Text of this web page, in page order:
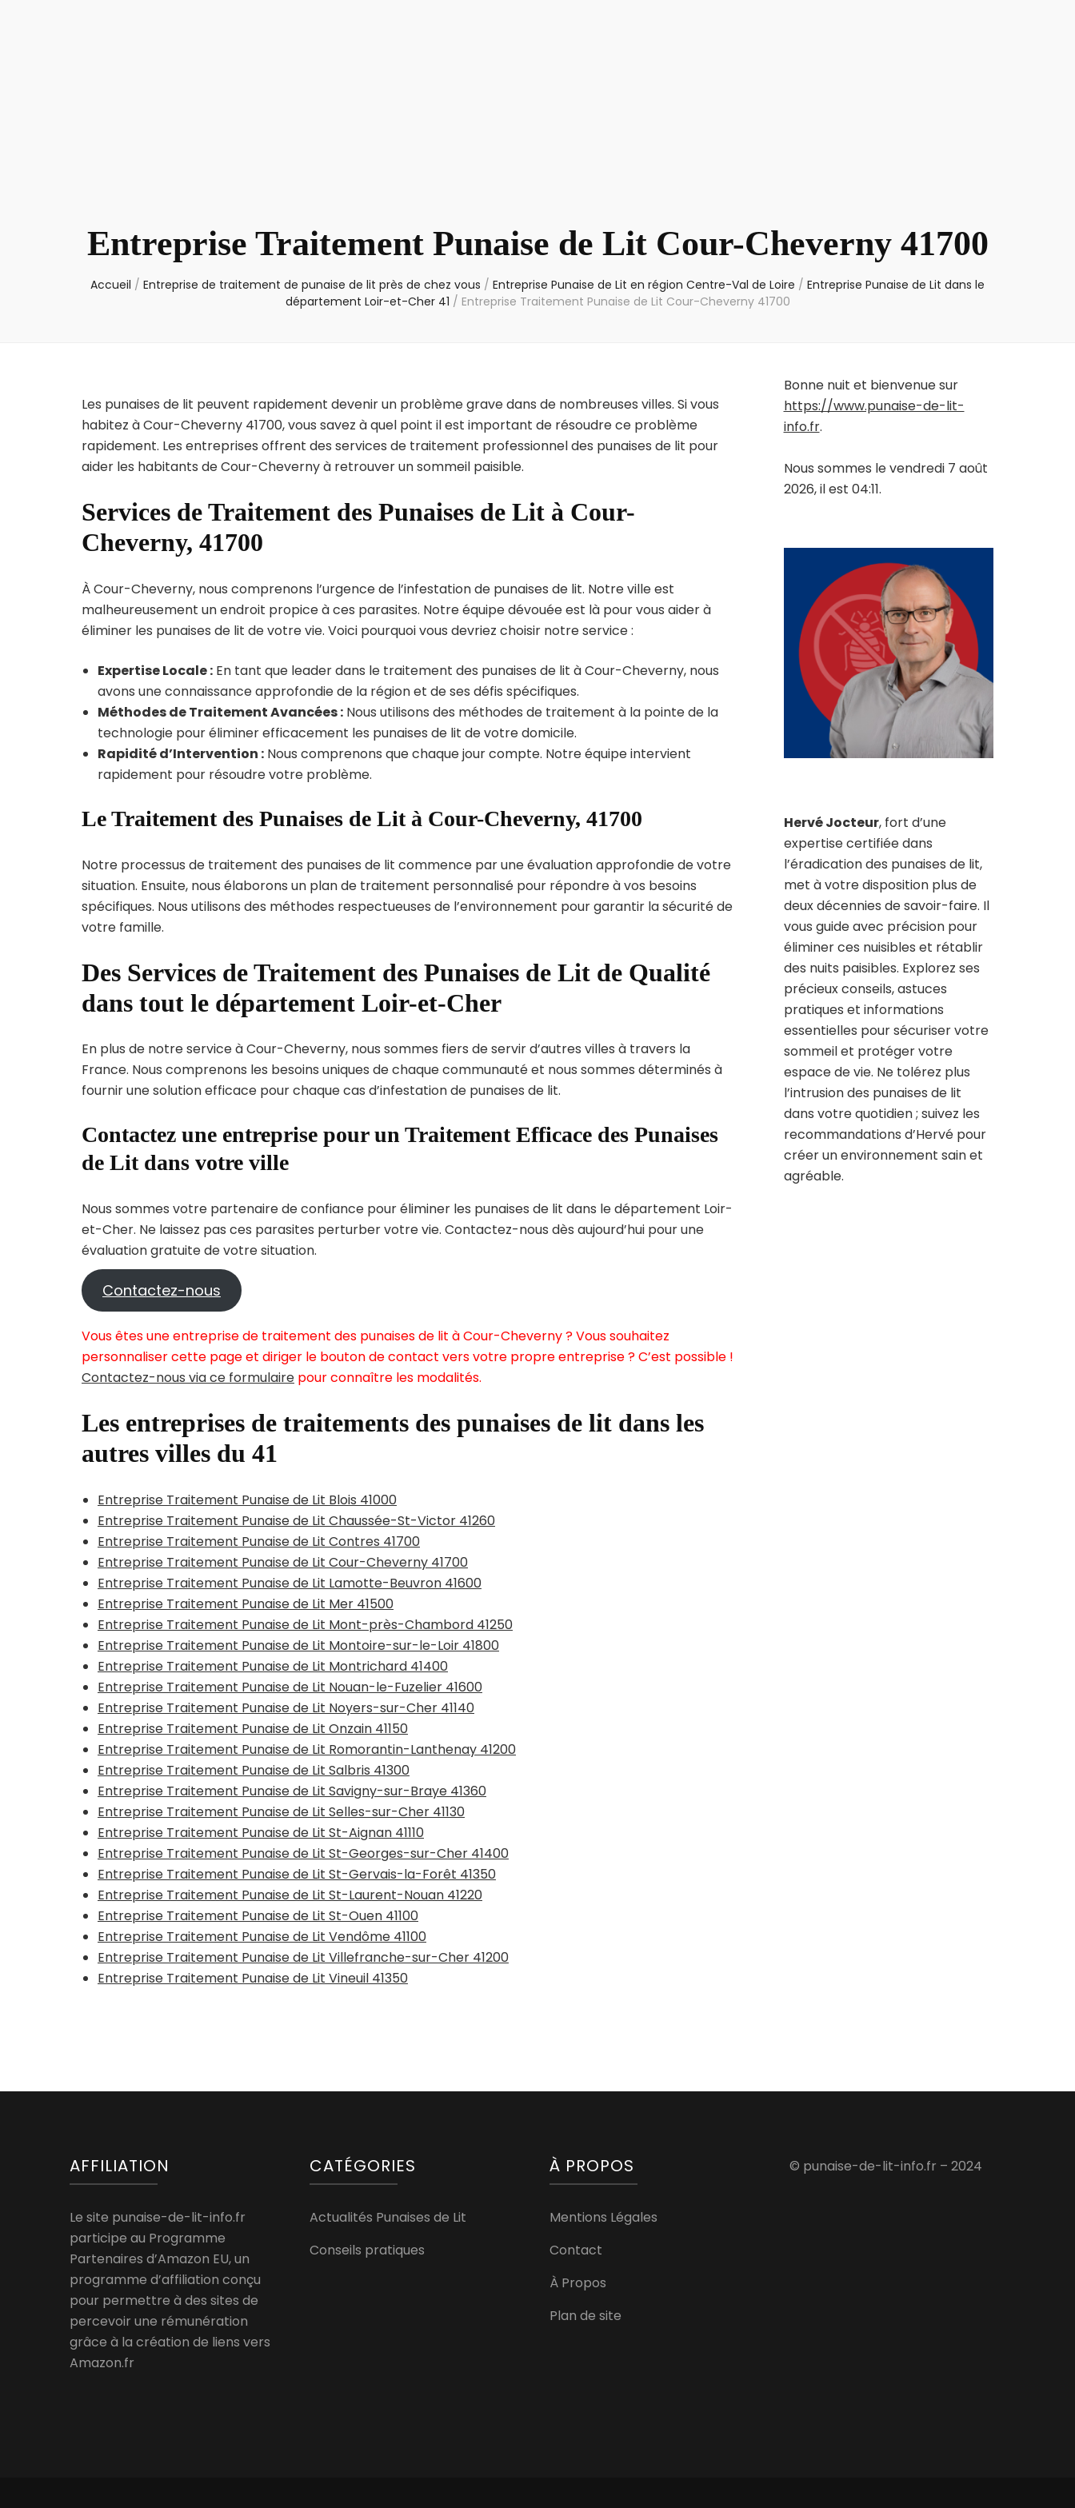
Entreprise Traitement Punaise de Lit Cour-Cheverny 41700
Accueil / Entreprise de traitement de punaise de lit près de chez vous / Entreprise Punaise de Lit en région Centre-Val de Loire / Entreprise Punaise de Lit dans le
département Loir-et-Cher 41 / Entreprise Traitement Punaise de Lit Cour-Cheverny 41700
Les punaises de lit peuvent rapidement devenir un problème grave dans de nombreuses villes. Si vous
habitez à Cour-Cheverny 41700, vous savez à quel point il est important de résoudre ce problème
rapidement. Les entreprises offrent des services de traitement professionnel des punaises de lit pour
aider les habitants de Cour-Cheverny à retrouver un sommeil paisible.
Services de Traitement des Punaises de Lit à Cour-
Cheverny, 41700
À Cour-Cheverny, nous comprenons l’urgence de l’infestation de punaises de lit. Notre ville est
malheureusement un endroit propice à ces parasites. Notre équipe dévouée est là pour vous aider à
éliminer les punaises de lit de votre vie. Voici pourquoi vous devriez choisir notre service :
Expertise Locale : En tant que leader dans le traitement des punaises de lit à Cour-Cheverny, nous
avons une connaissance approfondie de la région et de ses défis spécifiques.
Méthodes de Traitement Avancées : Nous utilisons des méthodes de traitement à la pointe de la
technologie pour éliminer efficacement les punaises de lit de votre domicile.
Rapidité d’Intervention : Nous comprenons que chaque jour compte. Notre équipe intervient
rapidement pour résoudre votre problème.
Le Traitement des Punaises de Lit à Cour-Cheverny, 41700
Notre processus de traitement des punaises de lit commence par une évaluation approfondie de votre
situation. Ensuite, nous élaborons un plan de traitement personnalisé pour répondre à vos besoins
spécifiques. Nous utilisons des méthodes respectueuses de l’environnement pour garantir la sécurité de
votre famille.
Des Services de Traitement des Punaises de Lit de Qualité
dans tout le département Loir-et-Cher
En plus de notre service à Cour-Cheverny, nous sommes fiers de servir d’autres villes à travers la
France. Nous comprenons les besoins uniques de chaque communauté et nous sommes déterminés à
fournir une solution efficace pour chaque cas d’infestation de punaises de lit.
Contactez une entreprise pour un Traitement Efficace des Punaises
de Lit dans votre ville
Nous sommes votre partenaire de confiance pour éliminer les punaises de lit dans le département Loir-
et-Cher. Ne laissez pas ces parasites perturber votre vie. Contactez-nous dès aujourd’hui pour une
évaluation gratuite de votre situation.
Contactez-nous
Vous êtes une entreprise de traitement des punaises de lit à Cour-Cheverny ? Vous souhaitez
personnaliser cette page et diriger le bouton de contact vers votre propre entreprise ? C’est possible !
Contactez-nous via ce formulaire pour connaître les modalités.
Les entreprises de traitements des punaises de lit dans les
autres villes du 41
Entreprise Traitement Punaise de Lit Blois 41000
Entreprise Traitement Punaise de Lit Chaussée-St-Victor 41260
Entreprise Traitement Punaise de Lit Contres 41700
Entreprise Traitement Punaise de Lit Cour-Cheverny 41700
Entreprise Traitement Punaise de Lit Lamotte-Beuvron 41600
Entreprise Traitement Punaise de Lit Mer 41500
Entreprise Traitement Punaise de Lit Mont-près-Chambord 41250
Entreprise Traitement Punaise de Lit Montoire-sur-le-Loir 41800
Entreprise Traitement Punaise de Lit Montrichard 41400
Entreprise Traitement Punaise de Lit Nouan-le-Fuzelier 41600
Entreprise Traitement Punaise de Lit Noyers-sur-Cher 41140
Entreprise Traitement Punaise de Lit Onzain 41150
Entreprise Traitement Punaise de Lit Romorantin-Lanthenay 41200
Entreprise Traitement Punaise de Lit Salbris 41300
Entreprise Traitement Punaise de Lit Savigny-sur-Braye 41360
Entreprise Traitement Punaise de Lit Selles-sur-Cher 41130
Entreprise Traitement Punaise de Lit St-Aignan 41110
Entreprise Traitement Punaise de Lit St-Georges-sur-Cher 41400
Entreprise Traitement Punaise de Lit St-Gervais-la-Forêt 41350
Entreprise Traitement Punaise de Lit St-Laurent-Nouan 41220
Entreprise Traitement Punaise de Lit St-Ouen 41100
Entreprise Traitement Punaise de Lit Vendôme 41100
Entreprise Traitement Punaise de Lit Villefranche-sur-Cher 41200
Entreprise Traitement Punaise de Lit Vineuil 41350
Bonne nuit et bienvenue sur
https://www.punaise-de-lit-
info.fr.
Nous sommes le vendredi 7 août
2026, il est 04:11.
Hervé Jocteur, fort d’une
expertise certifiée dans
l’éradication des punaises de lit,
met à votre disposition plus de
deux décennies de savoir-faire. Il
vous guide avec précision pour
éliminer ces nuisibles et rétablir
des nuits paisibles. Explorez ses
précieux conseils, astuces
pratiques et informations
essentielles pour sécuriser votre
sommeil et protéger votre
espace de vie. Ne tolérez plus
l’intrusion des punaises de lit
dans votre quotidien ; suivez les
recommandations d’Hervé pour
créer un environnement sain et
agréable.
AFFILIATION
Le site punaise-de-lit-info.fr
participe au Programme
Partenaires d’Amazon EU, un
programme d’affiliation conçu
pour permettre à des sites de
percevoir une rémunération
grâce à la création de liens vers
Amazon.fr
CATÉGORIES
Actualités Punaises de Lit
Conseils pratiques
À PROPOS
Mentions Légales
Contact
À Propos
Plan de site
© punaise-de-lit-info.fr – 2024